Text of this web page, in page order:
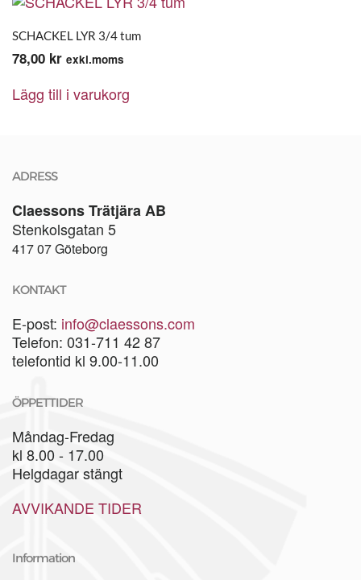
SCHACKEL LYR 3/4 tum
78,00 kr exkl.moms
Lägg till i varukorg
ADRESS
Claessons Trätjära AB
Stenkolsgatan 5
417 07 Göteborg
KONTAKT
E-post: info@claessons.com
Telefon: 031-711 42 87
telefontid kl 9.00-11.00
ÖPPETTIDER
Måndag-Fredag
kl 8.00 - 17.00
Helgdagar stängt
AVVIKANDE TIDER
Information